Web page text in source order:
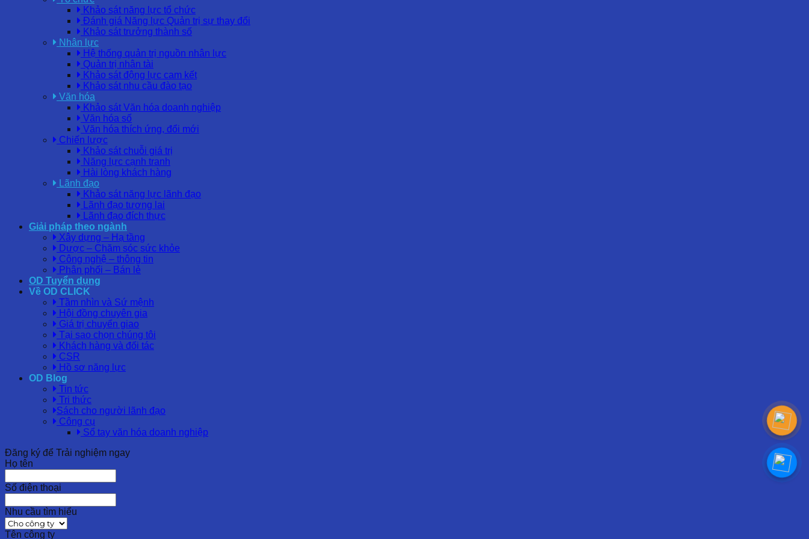
Khảo sát năng lực tổ chức
Đánh giá Năng lực Quản trị sự thay đổi
Khảo sát trưởng thành số
Nhân lực
Hệ thống quản trị nguồn nhân lực
Quản trị nhân tài
Khảo sát động lực cam kết
Khảo sát nhu cầu đào tạo
Văn hóa
Khảo sát Văn hóa doanh nghiệp
Văn hóa số
Văn hóa thích ứng, đổi mới
Chiến lược
Khảo sát chuỗi giá trị
Năng lực cạnh tranh
Hài lòng khách hàng
Lãnh đạo
Khảo sát năng lực lãnh đạo
Lãnh đạo tương lai
Lãnh đạo đích thực
Giải pháp theo ngành
Xây dựng – Hạ tầng
Dược – Chăm sóc sức khỏe
Công nghệ – thông tin
Phân phối – Bán lẻ
OD Tuyển dụng
Về OD CLICK
Tầm nhìn và Sứ mệnh
Hội đồng chuyên gia
Giá trị chuyển giao
Tại sao chọn chúng tôi
Khách hàng và đối tác
CSR
Hồ sơ năng lực
OD Blog
Tin tức
Tri thức
Sách cho người lãnh đạo
Công cụ
Sổ tay văn hóa doanh nghiệp
Đăng ký để Trải nghiệm ngay
Họ tên
Số điện thoại
Nhu cầu tìm hiểu
Tên công ty